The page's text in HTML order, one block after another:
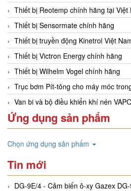
Thiết bị Reotemp chính hãng tại Việt
Thiết bị Sensormate chính hãng
Thiết bị truyền động Kinetrol Việt
Thiết bị Victron Energy chính hãng
Thiết bị Wilhelm Vogel chính hãng
Trục bơm Pít-tông cho máy móc
Van bi và bộ điều khiển khí nén
Ứng dụng sản phẩm
Chọn ứng dụng sản phẩm
Tin mới
DG-9E/4 - Cảm biến ô-xy Gazex